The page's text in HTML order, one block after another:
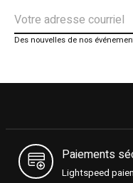
Des nouvelles de nos
Paiements
Lightspeed